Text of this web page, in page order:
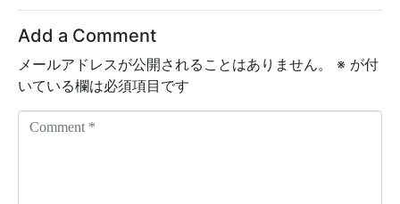
Add a Comment
メールアドレスが公開されることはありません。 ※ が付
いている欄は必須項目です